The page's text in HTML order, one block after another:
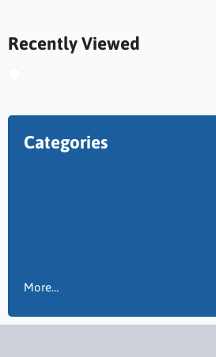
Recently Viewed
Categories
More…